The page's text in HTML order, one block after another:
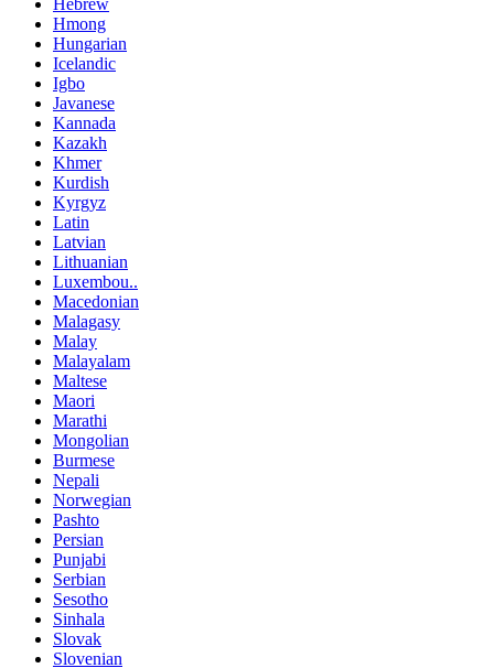
Hebrew
Hmong
Hungarian
Icelandic
Igbo
Javanese
Kannada
Kazakh
Khmer
Kurdish
Kyrgyz
Latin
Latvian
Lithuanian
Luxembou..
Macedonian
Malagasy
Malay
Malayalam
Maltese
Maori
Marathi
Mongolian
Burmese
Nepali
Norwegian
Pashto
Persian
Punjabi
Serbian
Sesotho
Sinhala
Slovak
Slovenian